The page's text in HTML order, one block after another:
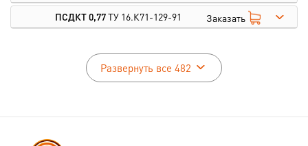
ПСДКТ 0,77ТУ 16.К71-129-91 Заказать
Развернуть все 482